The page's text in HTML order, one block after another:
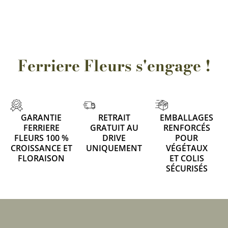
Ferriere Fleurs s'engage !
GARANTIE
FERRIERE
FLEURS 100 %
CROISSANCE ET
FLORAISON
RETRAIT
GRATUIT AU
DRIVE
UNIQUEMENT
EMBALLAGES
RENFORCÉS
POUR
VÉGÉTAUX
ET COLIS
SÉCURISÉS